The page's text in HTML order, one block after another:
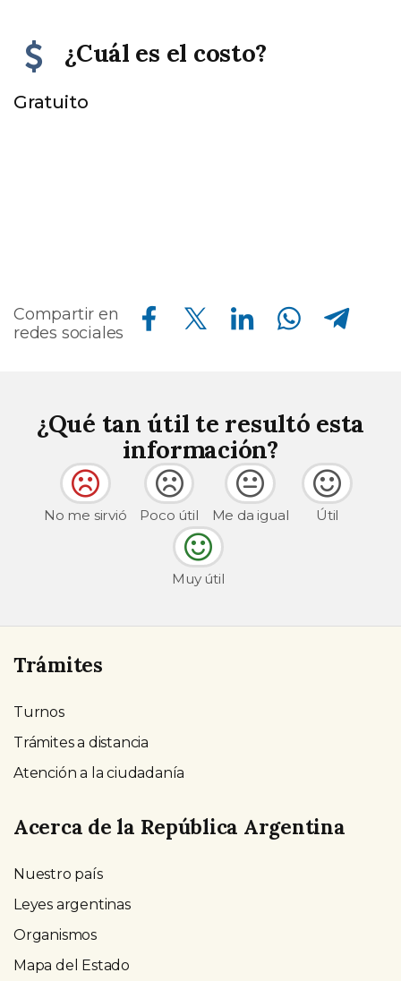
¿Cuál es el costo?
Gratuito
Compartir en
redes sociales
Compartir en Facebook Compartir en Twitter Compartir en Linkedin Compartir en Whatsapp Compartir en Telegram
¿Qué tan útil te resultó esta
información?
No me sirvió Poco útil Me da igual Útil
Muy útil
Trámites
Turnos
Trámites a distancia
Atención a la ciudadanía
Acerca de la República Argentina
Nuestro país
Leyes argentinas
Organismos
Mapa del Estado